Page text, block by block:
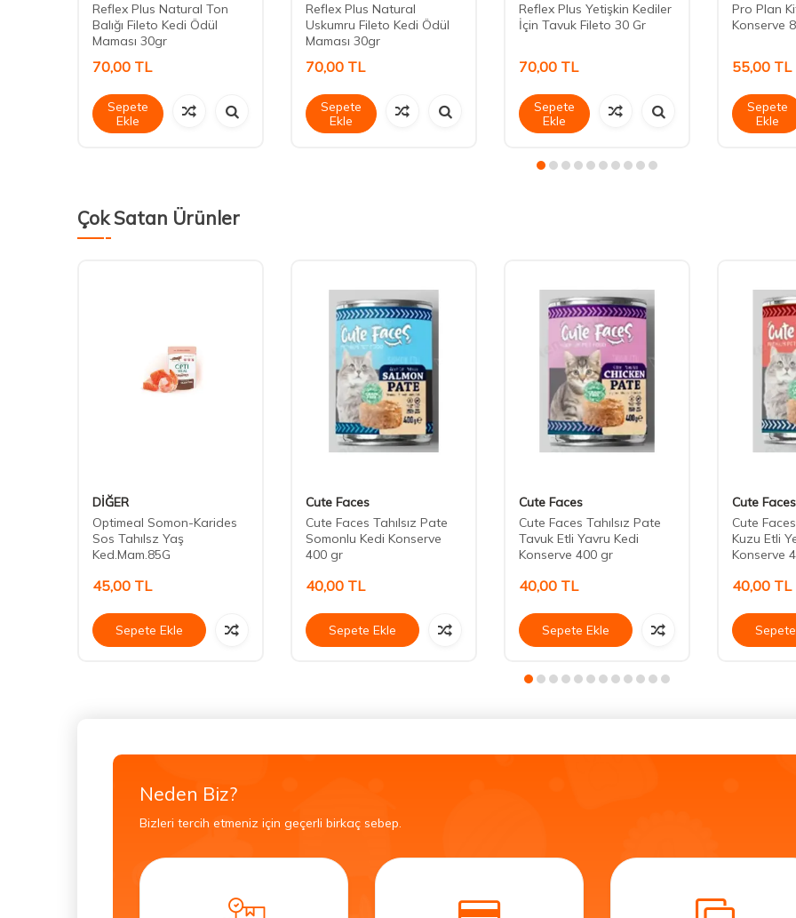
Reflex Plus Natural Ton
Balığı Fileto Kedi Ödül
Maması 30gr
70,00 TL
Sepete
Ekle
Reflex Plus Natural
Uskumru Fileto Kedi Ödül
Maması 30gr
70,00 TL
Sepete
Ekle
Reflex Plus Yetişkin Kediler
İçin Tavuk Fileto 30 Gr
70,00 TL
Sepete
Ekle
Pro Plan
Konserve
55,00 TL
Sepete
Ekle
Çok Satan Ürünler
DİĞER
Optimeal Somon-Karides
Sos Tahılsz Yaş
Ked.Mam.85G
45,00 TL
Sepete Ekle
Cute Faces
Cute Faces Tahılsız Pate
Somonlu Kedi Konserve
400 gr
40,00 TL
Sepete Ekle
Cute Faces
Cute Faces Tahılsız Pate
Tavuk Etli Yavru Kedi
Konserve 400 gr
40,00 TL
Sepete Ekle
Cute Faces
Cute
Kuzu Etli
Konserve
40,00 TL
Neden Biz?
Bizleri tercih etmeniz için geçerli birkaç sebep.